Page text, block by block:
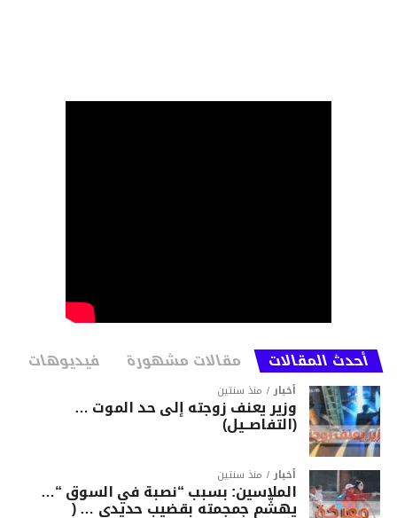
أحدث المقالات مقالات مشهورة فيديوهات
أخبار منذ سنتين
وزير يعنف زوجته إلى حد الموت …
(التفاصــيل)
أخبار منذ سنتين
الملاسين: بسبب “نصبة في السوق “…
يهشّم جمجمته بقضيب حديدي … (